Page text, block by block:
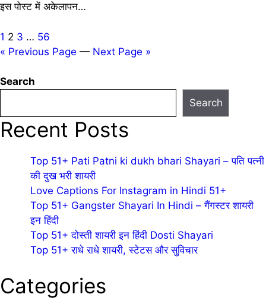
इस पोस्ट में अकेलापन…
Posts
pagination
1 2 3 … 56
« Previous Page — Next Page »
Search
Search
Recent Posts
Top 51+ Pati Patni ki dukh bhari Shayari – पति पत्नी
की दुख भरी शायरी
Love Captions For Instagram in Hindi 51+
Top 51+ Gangster Shayari In Hindi – गैंगस्टर शायरी
इन हिंदी
Top 51+ दोस्ती शायरी इन हिंदी Dosti Shayari
Top 51+ राधे राधे शायरी, स्टेटस और सुविचार
Categories